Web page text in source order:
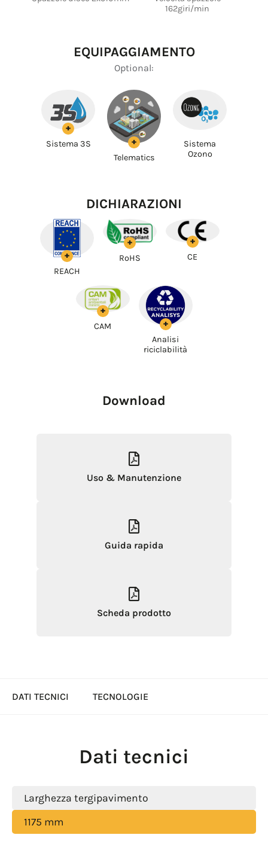
162giri/min
DATI TECNICI TECNOLOGIE
Dati tecnici
Larghezza tergipavimento
1175 mm
EQUIPAGGIAMENTO
Optional:
+
Sistema 3S
+
Telematics
Sistema
Ozono
DICHIARAZIONI
+
REACH
+
RoHS
+
CE
+
CAM
+
Analisi
riciclabilità
Download
Uso & Manutenzione
Guida rapida
Scheda prodotto